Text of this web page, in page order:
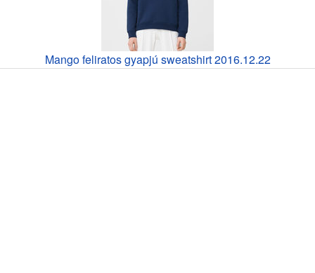
Mango feliratos gyapjú sweatshirt 2016.12.22